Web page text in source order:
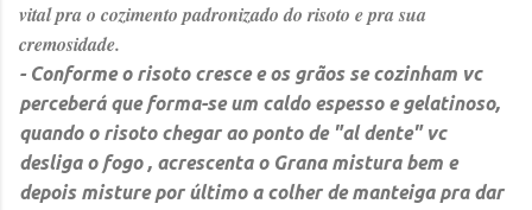
vital pra o cozimento padronizado do risoto e pra sua
cremosidade.
- Conforme o risoto cresce e os grãos se cozinham vc
perceberá que forma-se um caldo espesso e gelatinoso,
quando o risoto chegar ao ponto de "al dente" vc
desliga o fogo , acrescenta o Grana mistura bem e
depois misture por último a colher de manteiga pra dar